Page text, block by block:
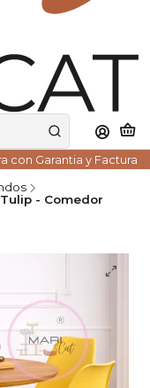
con Garantia y Factura
- Comedor